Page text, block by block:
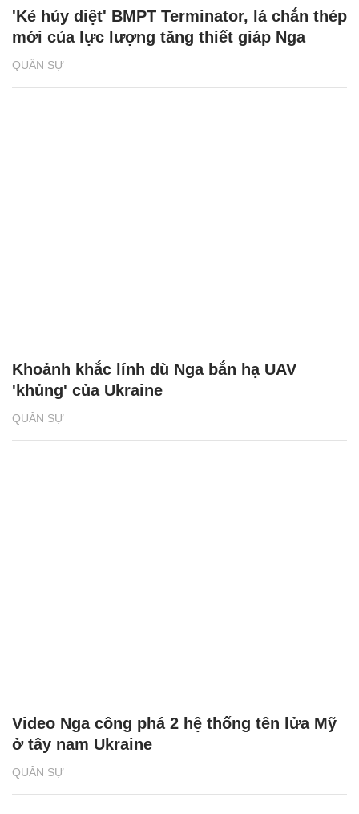
QUÂN SỰ
'Kẻ hủy diệt' BMPT Terminator, lá chắn thép
mới của lực lượng tăng thiết giáp Nga
QUÂN SỰ
Khoảnh khắc lính dù Nga bắn hạ UAV
'khủng' của Ukraine
QUÂN SỰ
Video Nga công phá 2 hệ thống tên lửa Mỹ
ở tây nam Ukraine